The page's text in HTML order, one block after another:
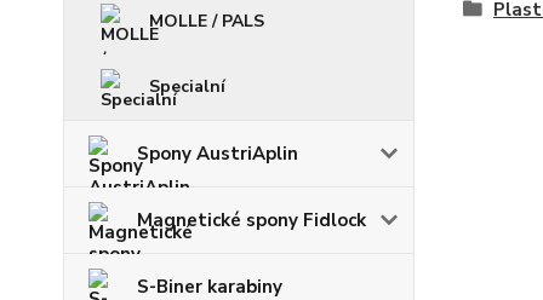
MOLLE / PALS
Specialní
Spony AustriAplin
Magnetické spony Fidlock
S-Biner karabiny